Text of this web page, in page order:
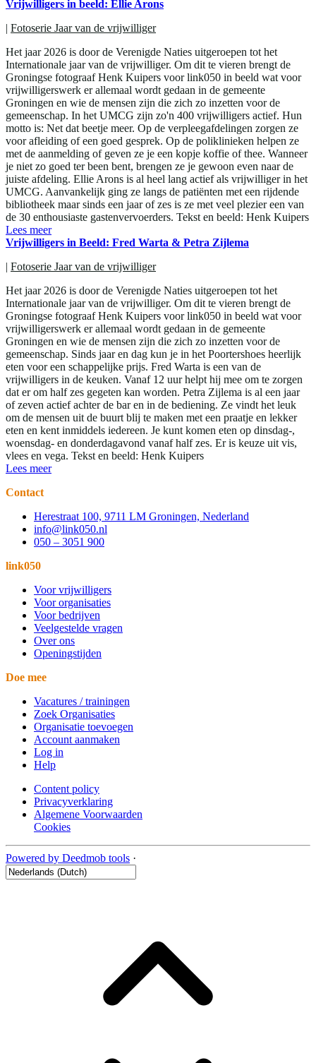
Vrijwilligers in beeld: Ellie Arons
| Fotoserie Jaar van de vrijwilliger
Het jaar 2026 is door de Verenigde Naties uitgeroepen tot het
Internationale jaar van de vrijwilliger. Om dit te vieren brengt de
Groningse fotograaf Henk Kuipers voor link050 in beeld wat voor
vrijwilligerswerk er allemaal wordt gedaan in de gemeente
Groningen en wie de mensen zijn die zich zo inzetten voor de
gemeenschap. In het UMCG zijn zo'n 400 vrijwilligers actief. Hun
motto is: Net dat beetje meer. Op de verpleegafdelingen zorgen ze
voor afleiding of een goed gesprek. Op de poliklinieken helpen ze
met de aanmelding of geven ze je een kopje koffie of thee. Wanneer
je niet zo goed ter been bent, brengen ze je gewoon even naar de
juiste afdeling. Ellie Arons is al heel lang actief als vrijwilliger in het
UMCG. Aanvankelijk ging ze langs de patiënten met een rijdende
bibliotheek maar sinds een jaar of zes is ze met veel plezier een van
de 30 enthousiaste gastenvervoerders. Tekst en beeld: Henk Kuipers
Lees meer
Vrijwilligers in Beeld: Fred Warta & Petra Zijlema
| Fotoserie Jaar van de vrijwilliger
Het jaar 2026 is door de Verenigde Naties uitgeroepen tot het
Internationale jaar van de vrijwilliger. Om dit te vieren brengt de
Groningse fotograaf Henk Kuipers voor link050 in beeld wat voor
vrijwilligerswerk er allemaal wordt gedaan in de gemeente
Groningen en wie de mensen zijn die zich zo inzetten voor de
gemeenschap. Sinds jaar en dag kun je in het Poortershoes heerlijk
eten voor een schappelijke prijs. Fred Warta is een van de
vrijwilligers in de keuken. Vanaf 12 uur helpt hij mee om te zorgen
dat er om half zes gegeten kan worden. Petra Zijlema is al een jaar
of zeven actief achter de bar en in de bediening. Ze vindt het leuk
om de mensen uit de buurt blij te maken met een praatje en lekker
eten en kent inmiddels iedereen. Je kunt komen eten op dinsdag-,
woensdag- en donderdagavond vanaf half zes. Er is keuze uit vis,
vlees en vega. Tekst en beeld: Henk Kuipers
Lees meer
Contact
Herestraat 100, 9711 LM Groningen, Nederland
info@link050.nl
050 – 3051 900
link050
Voor vrijwilligers
Voor organisaties
Voor bedrijven
Veelgestelde vragen
Over ons
Openingstijden
Doe mee
Vacatures / trainingen
Zoek Organisaties
Organisatie toevoegen
Account aanmaken
Log in
Help
Content policy
Privacyverklaring
Algemene Voorwaarden
Cookies
Powered by Deedmob tools ·